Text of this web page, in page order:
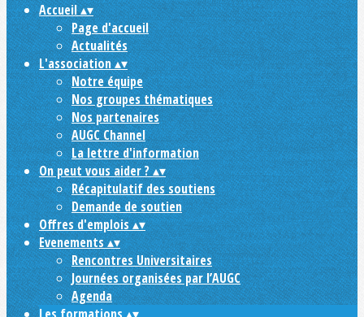
Accueil▴▾
Page d'accueil
Actualités
L'association▴▾
Notre équipe
Nos groupes thématiques
Nos partenaires
AUGC Channel
La lettre d'information
On peut vous aider ?▴▾
Récapitulatif des soutiens
Demande de soutien
Offres d'emplois▴▾
Evenements▴▾
Rencontres Universitaires
Journées organisées par l’AUGC
Agenda